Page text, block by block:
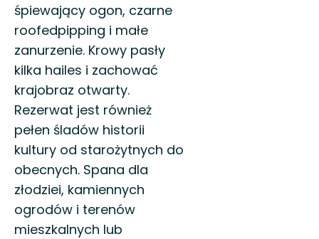
śpiewający ogon, czarne
roofedpipping i małe
zanurzenie. Krowy pasły
kilka hailes i zachować
krajobraz otwarty.
Rezerwat jest również
pełen śladów historii
kultury od starożytnych do
obecnych. Spana dla
złodziei, kamiennych
ogrodów i terenów
mieszkalnych lub